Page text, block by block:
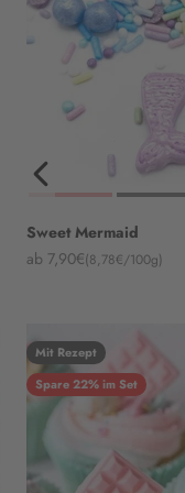
Sweet Mermaid
Angebot
ab 7,90€(8,78€/100g)
Mit Rezept
Spare 22% im Set